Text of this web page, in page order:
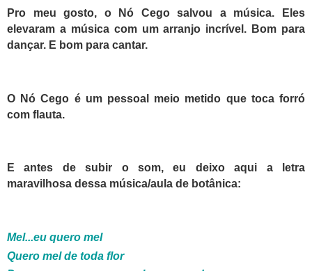
Pro meu gosto, o Nó Cego salvou a música. Eles
elevaram a música com um arranjo incrível. Bom para
dançar. E bom para cantar.
O Nó Cego é um pessoal meio metido que toca forró
com flauta.
E antes de subir o som, eu deixo aqui a letra
maravilhosa dessa música/aula de botânica:
Mel...eu quero mel
Quero mel de toda flor